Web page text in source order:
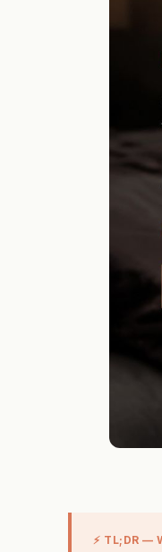
⚡ TL;DR —